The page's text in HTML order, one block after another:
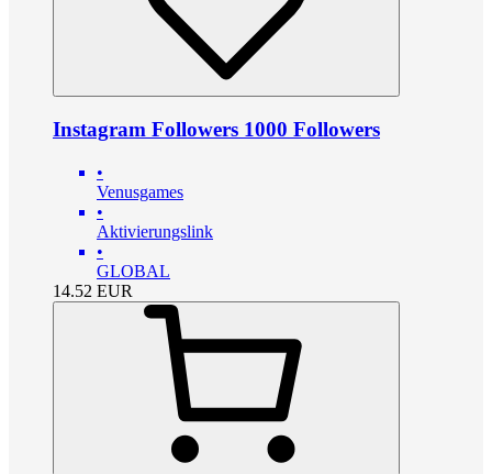
Instagram Followers 1000 Followers
•
Venusgames
•
Aktivierungslink
•
GLOBAL
14.52 EUR